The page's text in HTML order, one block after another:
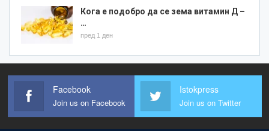
Кога е подобро да се зема витамин Д –
…
пред 1 ден
Facebook
Join us on Facebook
Istokpress
Join us on Twitter